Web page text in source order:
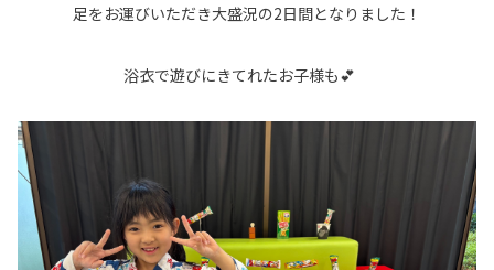
足をお運びいただき大盛況の2日間となりました！
浴衣で遊びにきてれたお子様も💕